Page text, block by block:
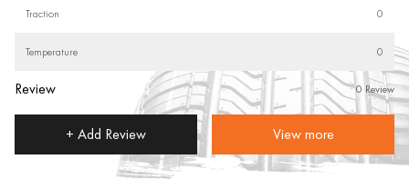
Traction 0
Temperature 0
Review 0 Review
+ Add Review View more